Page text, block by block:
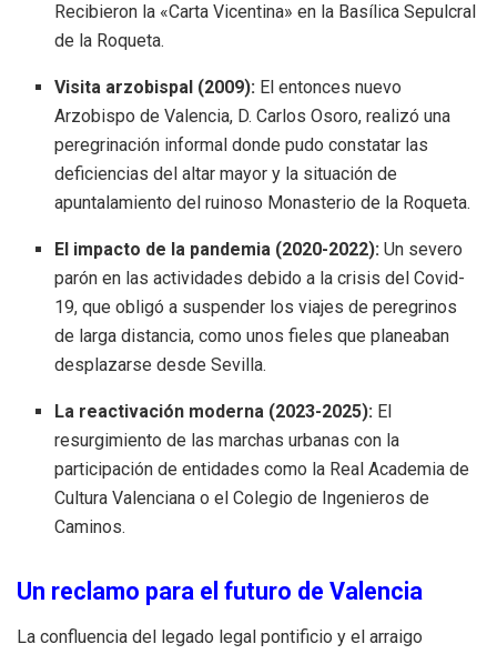
Recibieron la «Carta Vicentina» en la Basílica Sepulcral
de la Roqueta.
Visita arzobispal (2009): El entonces nuevo
Arzobispo de Valencia, D. Carlos Osoro, realizó una
peregrinación informal donde pudo constatar las
deficiencias del altar mayor y la situación de
apuntalamiento del ruinoso Monasterio de la Roqueta.
E l impacto de la pandemia (2020-2022): Un severo
parón en las actividades debido a la crisis del Covid-
19, que obligó a suspender los viajes de peregrinos
de larga distancia, como unos fieles que planeaban
desplazarse desde Sevilla.
La reactivación moderna (2023-2025): El
resurgimiento de las marchas urbanas con la
participación de entidades como la Real Academia de
Cultura Valenciana o el Colegio de Ingenieros de
Caminos.
Un reclamo para el futuro de Valencia
La confluencia del legado legal pontificio y el arraigo